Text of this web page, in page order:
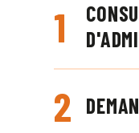
1
2